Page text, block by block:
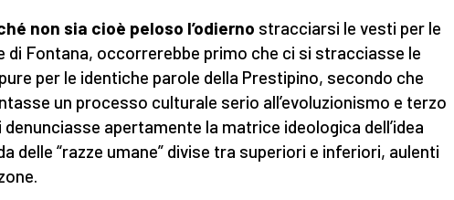
non sia cioè peloso l’odierno stracciarsi le vesti per le
di Fontana, occorrerebbe primo che ci si stracciasse le
per le identiche parole della Prestipino, secondo che
un processo culturale serio all’evoluzionismo e terzo
denunciasse apertamente la matrice ideologica dell’idea
delle “razze umane” divise tra superiori e inferiori, aulenti